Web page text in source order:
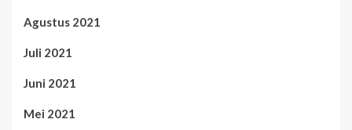
Agustus 2021
Juli 2021
Juni 2021
Mei 2021